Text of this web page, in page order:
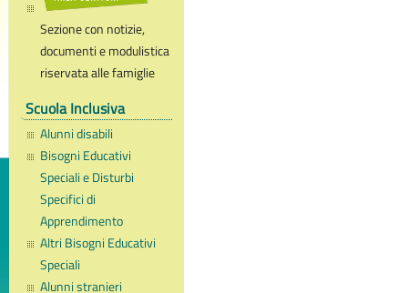
Sezione con notizie,
documenti e modulistica
riservata alle famiglie
Scuola Inclusiva
Alunni disabili
Bisogni Educativi
Speciali e Disturbi
Specifici di
Apprendimento
Altri Bisogni Educativi
Speciali
Alunni stranieri